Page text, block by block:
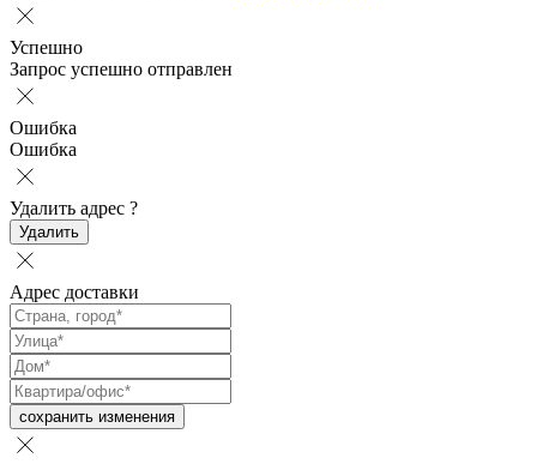
Успешно
Запрос успешно отправлен
Ошибка
Ошибка
Удалить адрес ?
Удалить
Адрес доставки
сохранить изменения